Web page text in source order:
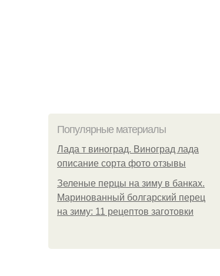
Популярные материалы
Лада т виноград. Виноград лада
описание сорта фото отзывы
Зеленые перцы на зиму в банках.
Маринованный болгарский перец
на зиму: 11 рецептов заготовки